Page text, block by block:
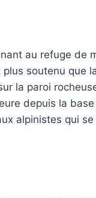
au refuge de
soutenu que
la paroi
depuis la
alpinistes qui